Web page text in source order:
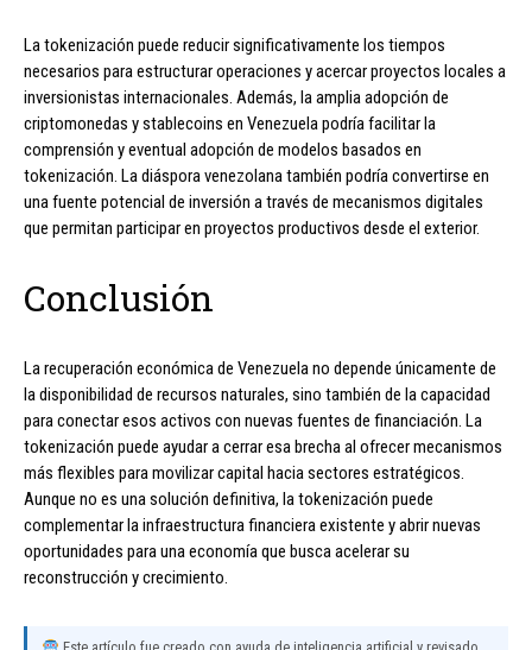
La tokenización puede reducir significativamente los tiempos
necesarios para estructurar operaciones y acercar proyectos locales a
inversionistas internacionales. Además, la amplia adopción de
criptomonedas y stablecoins en Venezuela podría facilitar la
comprensión y eventual adopción de modelos basados en
tokenización. La diáspora venezolana también podría convertirse en
una fuente potencial de inversión a través de mecanismos digitales
que permitan participar en proyectos productivos desde el exterior.
Conclusión
La recuperación económica de Venezuela no depende únicamente de
la disponibilidad de recursos naturales, sino también de la capacidad
para conectar esos activos con nuevas fuentes de financiación. La
tokenización puede ayudar a cerrar esa brecha al ofrecer mecanismos
más flexibles para movilizar capital hacia sectores estratégicos.
Aunque no es una solución definitiva, la tokenización puede
complementar la infraestructura financiera existente y abrir nuevas
oportunidades para una economía que busca acelerar su
reconstrucción y crecimiento.